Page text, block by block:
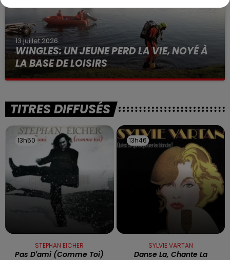
13 juillet 2026
WINGLES: UN JEUNE PERD LA VIE, NOYÉ À
LA BASE DE LOISIRS
La victime a coulé à pic
TITRES DIFFUSÉS
13h50
13h50
STEPHAN EICHER
Pas D'ami (comme Toi)
13h46
13h46
SYLVIE VARTAN
Danse La, Chante La